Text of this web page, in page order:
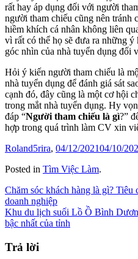
rất hay áp dụng đối với người
người tham chiếu cũng nên tránh
hiềm khích cá nhân không liên
vì rất có thể họ sẽ đưa ra những
góc nhìn của nhà tuyển dụng đối
Hỏi ý kiến người tham chiếu là
nhà tuyển dụng để đánh giá sát
cạnh đó, đây cũng là một cơ hội
trong mắt nhà tuyển dụng. Hy
đáp “Người tham chiếu là gì?”
hợp trong quá trình làm CV xin
Roland5rira, 04/12/202104/10/
Posted in Tìm Việc Làm.
Điều
hướng
bài
viết
Chăm sóc khách hàng là gì? Tiêu
doanh nghiệp
Khu du lịch suối Lồ Ồ Bình
bậc nhất của tỉnh
Trả lời